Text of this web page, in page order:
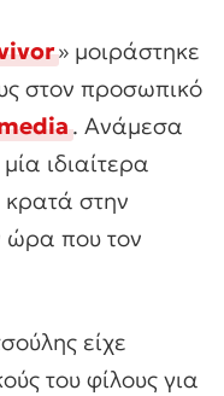
» μοιράστηκε
στον προσωπικό
. Ανάμεσα
ιδιαίτερα
κρατά στην
ώρα που τον
είχε
του φίλους για